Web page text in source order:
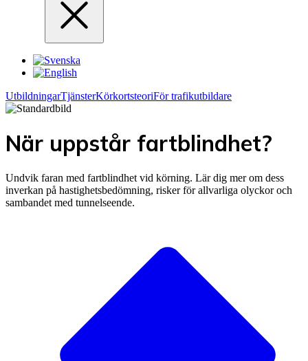
UtbildningarTjänsterKörkortsteoriFör trafikutbildare
När uppstår fartblindhet?
Undvik faran med fartblindhet vid körning. Lär dig mer om dess
inverkan på hastighetsbedömning, risker för allvarliga olyckor och
sambandet med tunnelseende.